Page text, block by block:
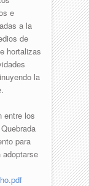
e
a la
de
hortalizas
la
entre los
para